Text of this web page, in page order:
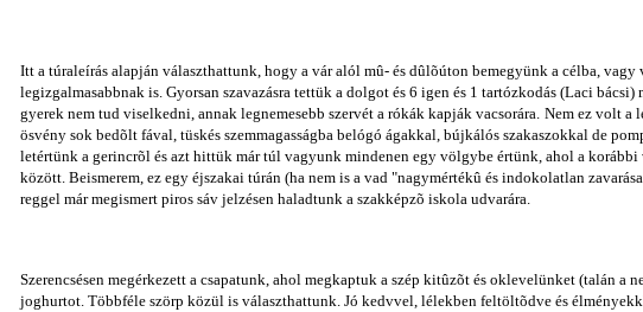
Itt a túraleírás alapján választhattunk, hogy a vár alól mû- és dûlõúton bemegyünk a célba,
legizgalmasabbnak is. Gyorsan szavazásra tettük a dolgot és 6 igen és 1 tartózkodás (Laci
gyerek nem tud viselkedni, annak legnemesebb szervét a rókák kapják vacsorára. Nem ez volt a
ösvény sok bedõlt fával, tüskés szemmagasságba belógó ágakkal, bújkálós szakaszokkal de
letértünk a gerincrõl és azt hittük már túl vagyunk mindenen egy völgybe értünk, ahol a
között. Beismerem, ez egy éjszakai túrán (ha nem is a vad "nagymértékû és indokolatlan
reggel már megismert piros sáv jelzésen haladtunk a szakképzõ iskola udvarára.
Szerencsésen megérkezett a csapatunk, ahol megkaptuk a szép kitûzõt és oklevelünket (talán
joghurtot. Többféle szörp közül is választhattunk. Jó kedvvel, lélekben feltöltõdve és